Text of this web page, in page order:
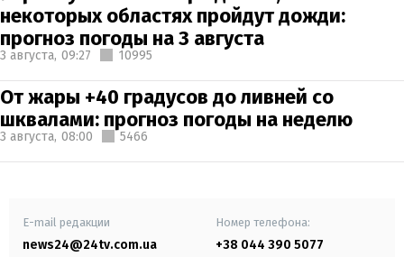
некоторых областях пройдут дожди:
прогноз погоды на 3 августа
3 августа, 09:27 10995
От жары +40 градусов до ливней со
шквалами: прогноз погоды на неделю
3 августа, 08:00 5466
E-mail редакции
news24@24tv.com.ua
Номер телефона:
+38 044 390 5077